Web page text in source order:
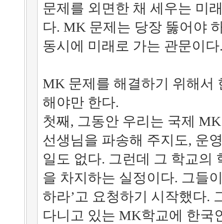
문제를 외면한 채 세우는 미
다. MK 문제는 당장 뚫어야
동시에 미래로 가는 관문이다
MK 문제를 해결하기 위해서
해야만 한다.
첫째, 그동안 우리는 국제
선생님을 파송해 주지도, 운
일도 없다. 그런데 그 학교의
을 차지하는 실정이다. 그들
하라’고 요청하기 시작했다.
다니고 있는 MK학교에 한국